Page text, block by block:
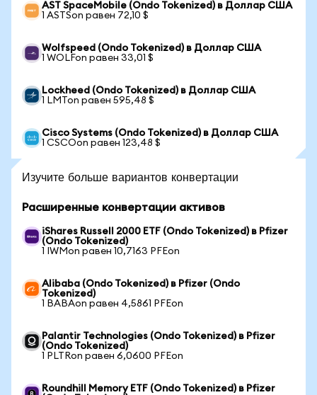
AST SpaceMobile (Ondo Tokenized) в Доллар США
1 ASTSon равен 72,10 $
Wolfspeed (Ondo Tokenized) в Доллар США
1 WOLFon равен 33,01 $
Lockheed (Ondo Tokenized) в Доллар США
1 LMTon равен 595,48 $
Cisco Systems (Ondo Tokenized) в Доллар США
1 CSCOon равен 123,48 $
Изучите больше вариантов конвертации
Расширенные конвертации активов
iShares Russell 2000 ETF (Ondo Tokenized) в Pfizer
(Ondo Tokenized)
1 IWMon равен 10,7163 PFEon
Alibaba (Ondo Tokenized) в Pfizer (Ondo
Tokenized)
1 BABAon равен 4,5861 PFEon
Palantir Technologies (Ondo Tokenized) в Pfizer
(Ondo Tokenized)
1 PLTRon равен 6,0600 PFEon
Roundhill Memory ETF (Ondo Tokenized) в Pfizer